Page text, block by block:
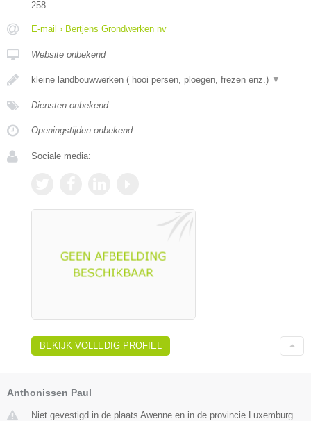
258
E-mail › Bertjens Grondwerken nv
Website onbekend
kleine landbouwwerken ( hooi persen, ploegen, frezen enz.) ▼
Diensten onbekend
Openingstijden onbekend
Sociale media:
BEKIJK VOLLEDIG PROFIEL
Anthonissen Paul
Niet gevestigd in de plaats Awenne en in de provincie Luxemburg.